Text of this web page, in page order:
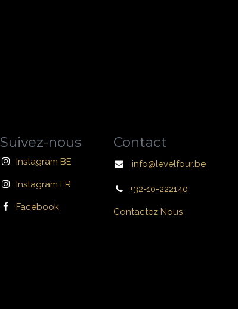
Suivez-nous
Instagram BE
Instagram FR
Facebook
Contact
info@levelfour.be
+32-10-222140
Contactez Nous